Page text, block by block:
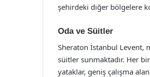
şehirdeki diğer bölgelere
Oda ve Süitler
Sheraton İstanbul Levent,
süitler sunmaktadır. Her
yataklar, geniş çalışma